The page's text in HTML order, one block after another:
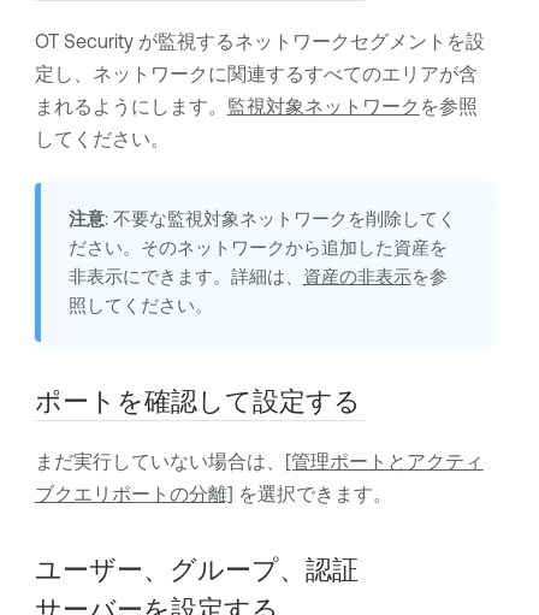
OT Securityが監視するネットワークセグメントを設
定し、ネットワークに関連するすべてのエリアが含
まれるようにします。 監視対象ネットワーク を参照
してください。
注意: 不要な監視対象ネットワークを削除してく
ださい。そのネットワークから追加した資産を
非表示にできます。詳細は、 資産の非表示を参
照してください。
ポートを確認して設定する
まだ実行していない場合は、
[管理ポートとアクティ
ブクエリポートの分離] を選択できます。
ユーザー、グループ、認証
サーバーを設定する